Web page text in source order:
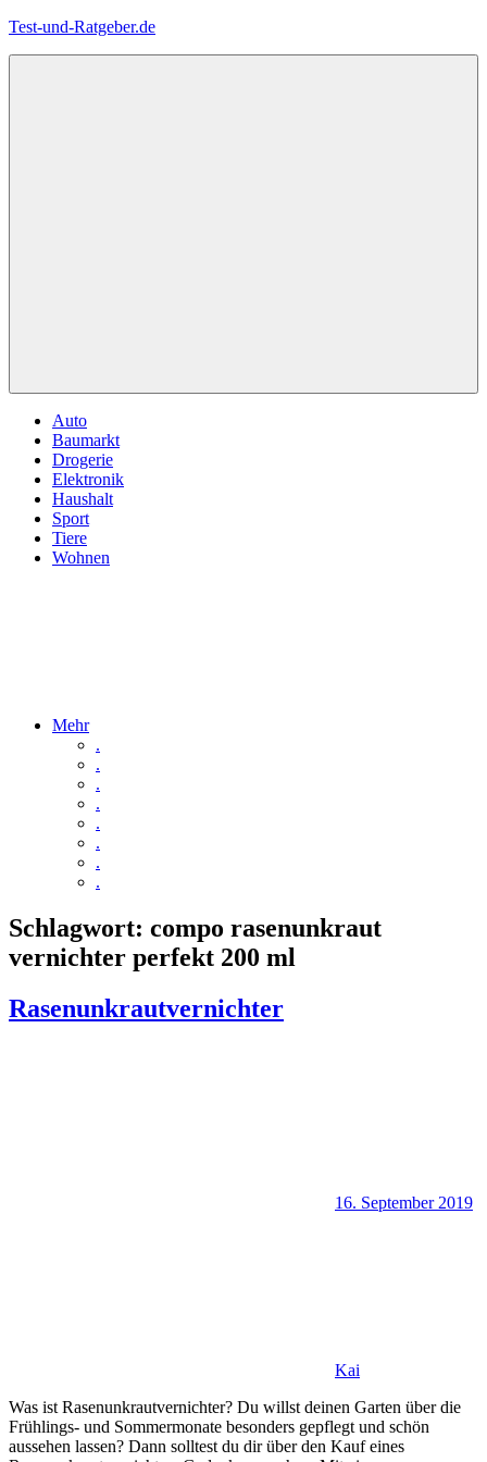
Zum
Test-und-Ratgeber.de
Auto
Baumarkt
Drogerie
Elektronik
Haushalt
Sport
Tiere
Wohnen
Mehr
.
.
.
.
.
.
.
.
Schlagwort: compo rasenunkraut
vernichter perfekt 200 ml
Rasenunkrautvernichter
16. September 2019
Kai
Was ist Rasenunkrautvernichter? Du willst deinen Garten über die
Frühlings- und Sommermonate besonders gepflegt und schön
aussehen lassen? Dann solltest du dir über den Kauf eines